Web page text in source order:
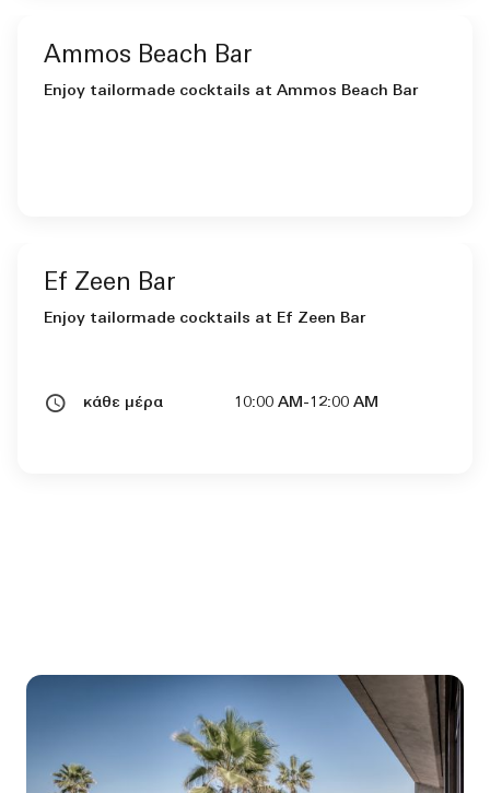
Ammos Beach Bar
Enjoy tailormade cocktails at Ammos Beach Bar
Ef Zeen Bar
Enjoy tailormade cocktails at Ef Zeen Bar
κάθε μέρα 10:00 AM-12:00 AM